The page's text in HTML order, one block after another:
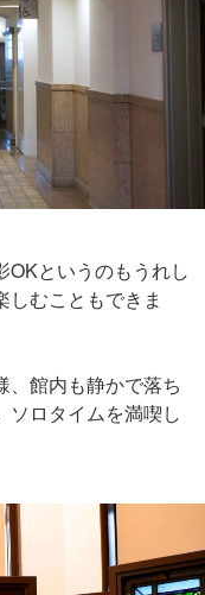
OKというのもうれし
むこともできま
、館内も静かで落ち
ソロタイムを満喫し